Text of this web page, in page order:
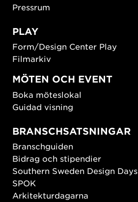
Pressrum
PLAY
Form/Design Center Play
Filmarkiv
MÖTEN OCH EVENT
Boka möteslokal
Guidad visning
BRANSCHSATSNINGAR
Branschguiden
Bidrag och stipendier
Southern Sweden Design Days
SPOK
Arkitekturdagarna